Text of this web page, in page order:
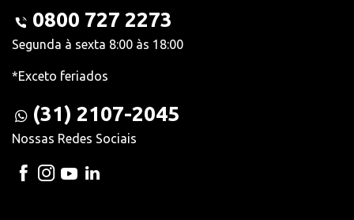
0800 727 2273
Segunda à sexta 8:00 às 18:00
*Exceto feriados
(31) 2107-2045
Nossas Redes Sociais